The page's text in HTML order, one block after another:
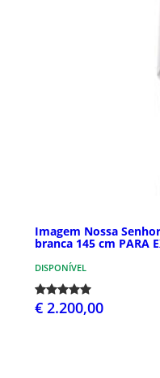
Imagem Nossa
branca 145 cm PARA
DISPONÍVEL
€ 2.200,00